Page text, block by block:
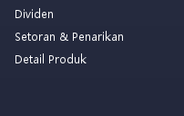
Dividen
Setoran & Penarikan
Detail Produk